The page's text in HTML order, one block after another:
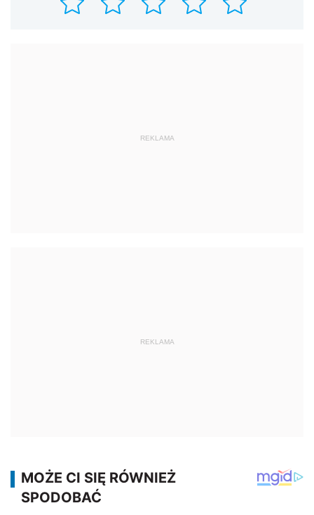
REKLAMA
REKLAMA